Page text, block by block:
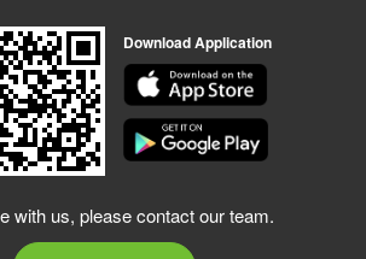
Download Application
with us, please contact our team.